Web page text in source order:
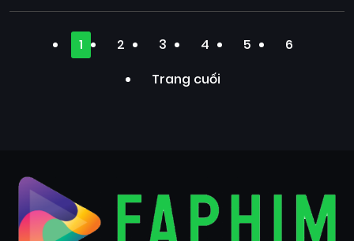
1 2 3 4 5
6
Trang cuối